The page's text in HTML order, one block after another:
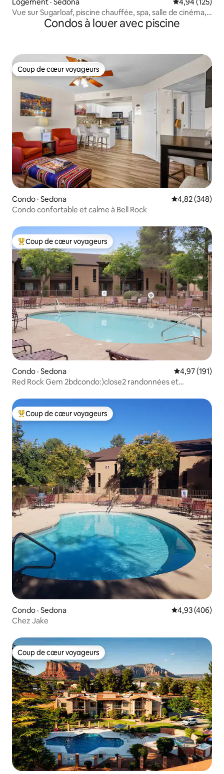
Logement · Sedona Note
4,94 (125)
Vue sur Sugarloaf, piscine chauffée, spa, salle de cinéma,
Condos à louer avec piscine
Coup de cœur voyageurs
Coup de cœur voyageurs
Condo · Sedona Note
4,82 (348)
Condo confortable et calme à Bell Rock
Coup de cœur voyageurs parmi les plus aimés
Coup de cœur voyageurs
Condo · Sedona Note
4,97 (191)
Red Rock Gem 2bdcondo:)close2 randonnées et
Coup de cœur voyageurs parmi les plus aimés
Coup de cœur voyageurs
Condo · Sedona Note
4,93 (406)
Chez Jake
Coup de cœur voyageurs
Coup de cœur voyageurs